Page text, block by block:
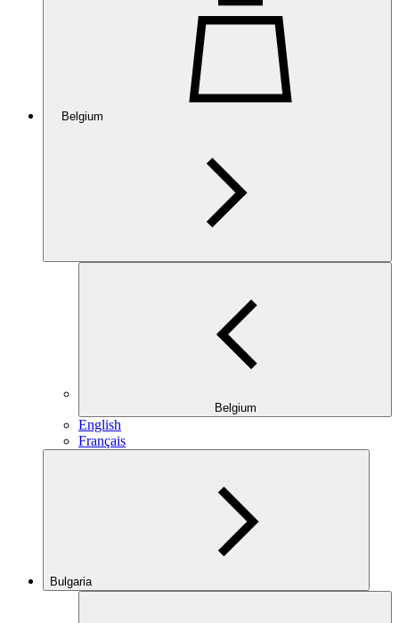
Belgium
Belgium
English
Français
Bulgaria